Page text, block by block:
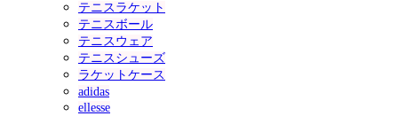
テニスラケット
テニスボール
テニスウェア
テニスシューズ
ラケットケース
adidas
ellesse